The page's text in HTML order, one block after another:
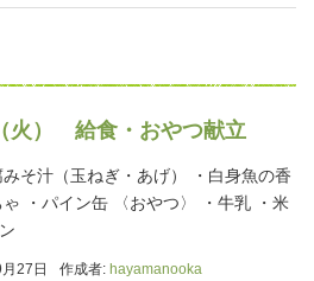
火） 給食・おやつ献立
みそ汁（玉ねぎ・あげ） ・白身魚の香
ゃ ・パイン缶 〈おやつ〉 ・牛乳 ・米
27日 作成者: hayamanooka